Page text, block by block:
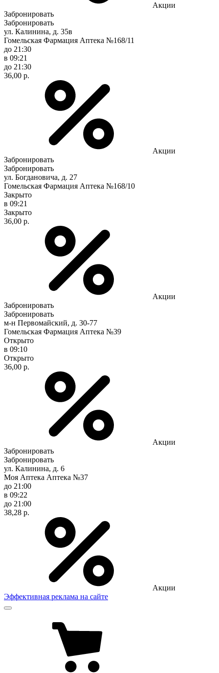
Акции
Забронировать
Забронировать
ул. Калинина, д. 35в
Гомельская Фармация Аптека №168/11
до 21:30
в 09:21
до 21:30
36,00 р.
Акции
Забронировать
Забронировать
ул. Богдановича, д. 27
Гомельская Фармация Аптека №168/10
Закрыто
в 09:21
Закрыто
36,00 р.
Акции
Забронировать
Забронировать
м-н Первомайский, д. 30-77
Гомельская Фармация Аптека №39
Открыто
в 09:10
Открыто
36,00 р.
Акции
Забронировать
Забронировать
ул. Калинина, д. 6
Моя Аптека Аптека №37
до 21:00
в 09:22
до 21:00
38,28 р.
Акции
Эффективная реклама на сайте